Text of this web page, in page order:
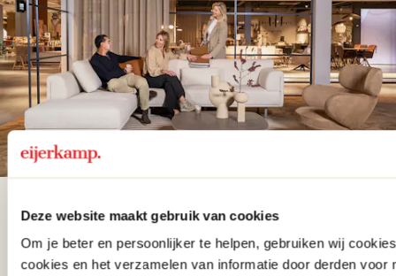
Deze website maakt gebruik van cookies
Om je beter en persoonlijker te helpen, gebruiken wij
cookies en het verzamelen van informatie door derden voor
De woonwinkel
gezien op tv!